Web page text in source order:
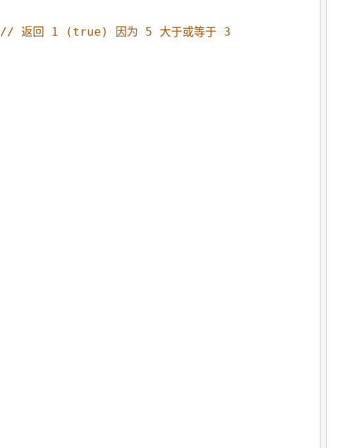
// 返回 1 (true) 因为 5 大于或等于 3